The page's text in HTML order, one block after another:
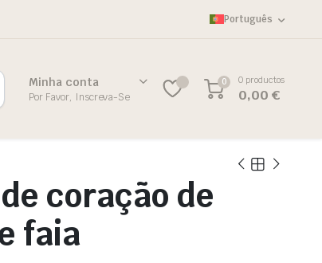
Português
Minha conta
Por Favor, Inscreva-Se
0 0 productos
0,00€
coração de
faia